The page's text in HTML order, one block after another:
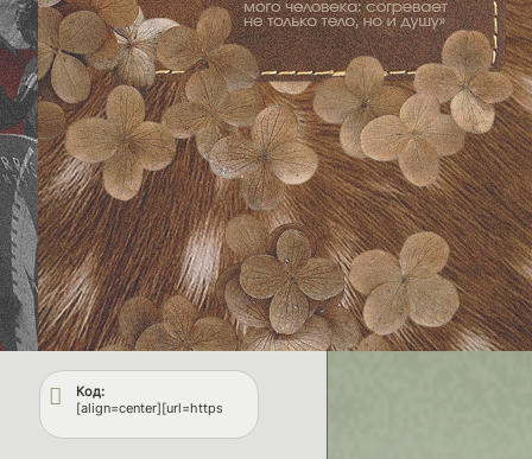
upforme.ru/uploads/001c/8b/a8/7/335604.png[/img][/url][/align]
][img]https://upforme.ru/uploads/001b/86/cf/2/849866.png[/img][/url][/align]
Код:
[align=center][url=https://fflops.ru/][img]https://upforme.ru/uploads/